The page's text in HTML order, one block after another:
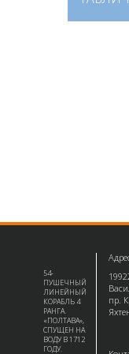
54-
ПУШЕЧНЫЙ
ЛИНЕЙНЫЙ
КОРАБЛЬ 4
РАНГА.
«ПОЛТАВА»,
СПУЩЕН НА
ВОДУ В 1712
ГОДУ.
пр.